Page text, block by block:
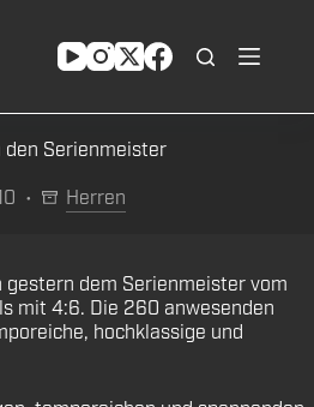
den Serienmeister
Herren
gestern dem Serienmeister vom
mit 4:6. Die 260 anwesenden
hochklassige und